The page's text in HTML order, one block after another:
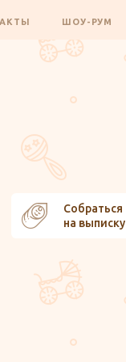
ШОУ-РУМ
Собраться
на выписку